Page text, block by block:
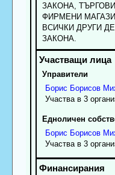
ЗАКОНА,
ФИРМЕНИ
ВСИЧКИ ДРУГИ
ЗАКОНА.
Управители
Борис Борисов
Участва в 3
Едноличен
Борис Борисов
Участва в 3